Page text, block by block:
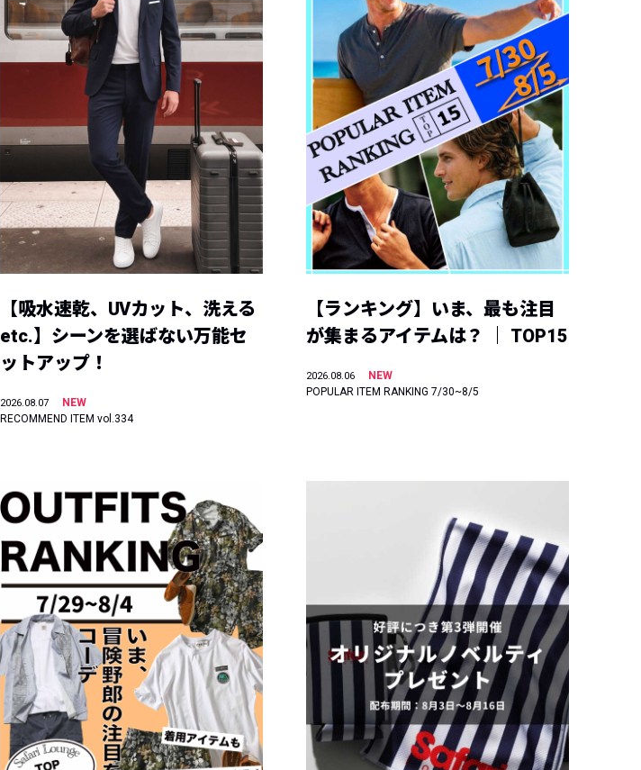
【吸水速乾、UVカット、洗える
etc.】シーンを選ばない万能セ
ットアップ！
2026.08.07
NEW
RECOMMEND ITEM vol.334
【ランキング】いま、最も注目
が集まるアイテムは？ ｜ TOP15
2026.08.06
NEW
POPULAR ITEM RANKING 7/30~8/5